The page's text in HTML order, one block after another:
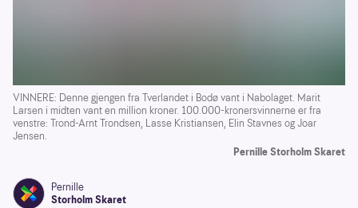
VINNERE: Denne gjengen fra Tverlandet i Bodø vant i Nabolaget. Marit
Larsen i midten vant en million kroner. 100.000-kronersvinnerne er fra
venstre: Trond-Arnt Trondsen, Lasse Kristiansen, Elin Stavnes og Joar
Jensen.
Pernille Storholm Skaret
Pernille
Storholm Skaret